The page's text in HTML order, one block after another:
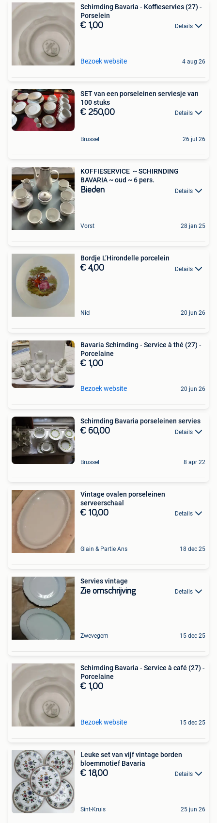
Schirnding Bavaria - Koffieservies (27) -
Porselein
€ 1,00 Details
Bezoek website 4 aug 26
SET van een porseleinen serviesje van
100 stuks
€ 250,00 Details
Brussel 26 jul 26
KOFFIESERVICE ️ ~ SCHIRNDING
BAVARIA ~ oud ~ 6 pers.
Bieden Details
Vorst 28 jan 25
Bordje L’Hirondelle porcelein
€ 4,00 Details
Niel 20 jun 26
Bavaria Schirnding - Service à thé (27) -
Porcelaine
€ 1,00
Bezoek website 20 jun 26
Schirnding Bavaria porseleinen servies
€ 60,00 Details
Brussel 8 apr 22
Vintage ovalen porseleinen
serveerschaal
€ 10,00 Details
Glain & Partie Ans 18 dec 25
Servies vintage
Zie omschrijving Details
Zwevegem 15 dec 25
Schirnding Bavaria - Service à café (27) -
Porcelaine
€ 1,00
Bezoek website 15 dec 25
Leuke set van vijf vintage borden
bloemmotief Bavaria
€ 18,00 Details
Sint-Kruis 25 jun 26